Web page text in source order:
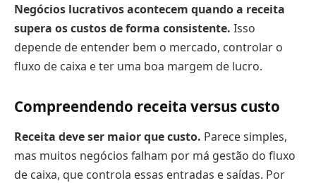
Negócios lucrativos acontecem quando a receita
supera os custosde forma consistente. Isso
depende de entender bem o mercado, controlar o
fluxo de caixa e ter uma boa margem de lucro.
Compreendendo receita versus custo
Receita deve ser maior que custo. Parece simples,
mas muitos negócios falham por má gestão do fluxo
de caixa, que controla essas entradas e saídas. Por